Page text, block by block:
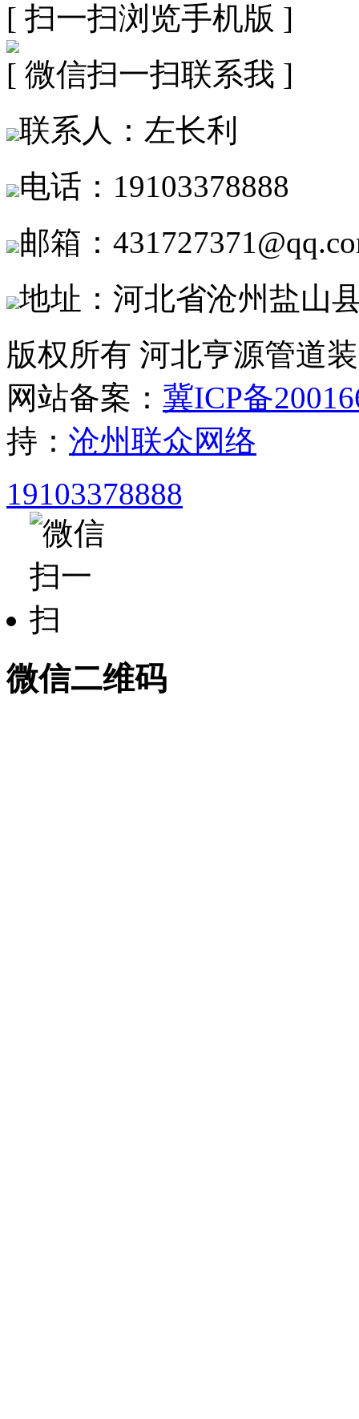
[ 扫一扫浏览手机版 ]
[ 微信扫一扫联系我 ]
联系人：左长利
电话：19103378888
邮箱：
地址：河北省沧州盐山
版权所有 河北亨源管道
网站备案： 冀ICP备
持： 沧州联众网络
19103378888
微信二维码